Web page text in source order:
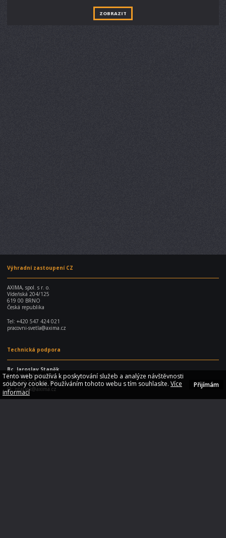
Tento web používá k poskytování služeb a analýze návštěvnosti
soubory cookie. Používáním tohoto webu s tím souhlasíte. Více
informací
Přijímám
ZOBRAZIT
Výhradní zastoupení CZ
AXIMA, spol. s r. o.
Vídeňská 204/125
619 00 BRNO
Česká republika
Tel: +420 547 424 021
pracovni-svetla@axima.cz
Technická podpora
Bc. Jaroslav Staněk
T: +420 547 424 075
M: +420 727 940 780
@: jstanek@axima.cz